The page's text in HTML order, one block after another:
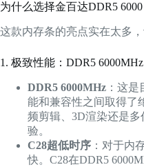
为什么选择金百达DDR5 6000
这款内存条的亮点实在太多
1. 极致性能：DDR5
DDR5 6000MHz ：这
能和兼容性之间取得了
频剪辑、3D渲染还是
验。
C28超低时序 ：对于内
快。C28在DDR5